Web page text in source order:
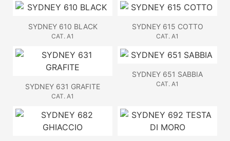
SYDNEY 610 BLACK
CAT. A1
SYDNEY 615 COTTO
CAT. A1
SYDNEY 631 GRAFITE
CAT. A1
SYDNEY 651 SABBIA
CAT. A1